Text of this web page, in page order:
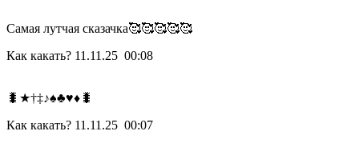
Самая лутчая сказачка🥰🥰🥰🥰🥰
Как какать? 11.11.25 00:08
🐛★†‡♪♠♣♥♦🐛
Как какать? 11.11.25 00:07